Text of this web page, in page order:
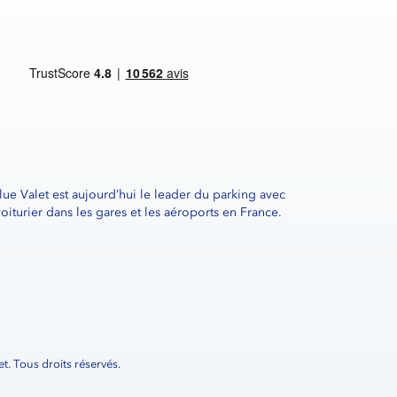
Valet est aujourd’hui le leader du parking avec
dans les gares et les aéroports en France.
Tous droits réservés.